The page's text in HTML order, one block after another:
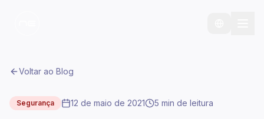
Voltar ao Blog
Segurança 12 de maio de 2021 5 min de leitura